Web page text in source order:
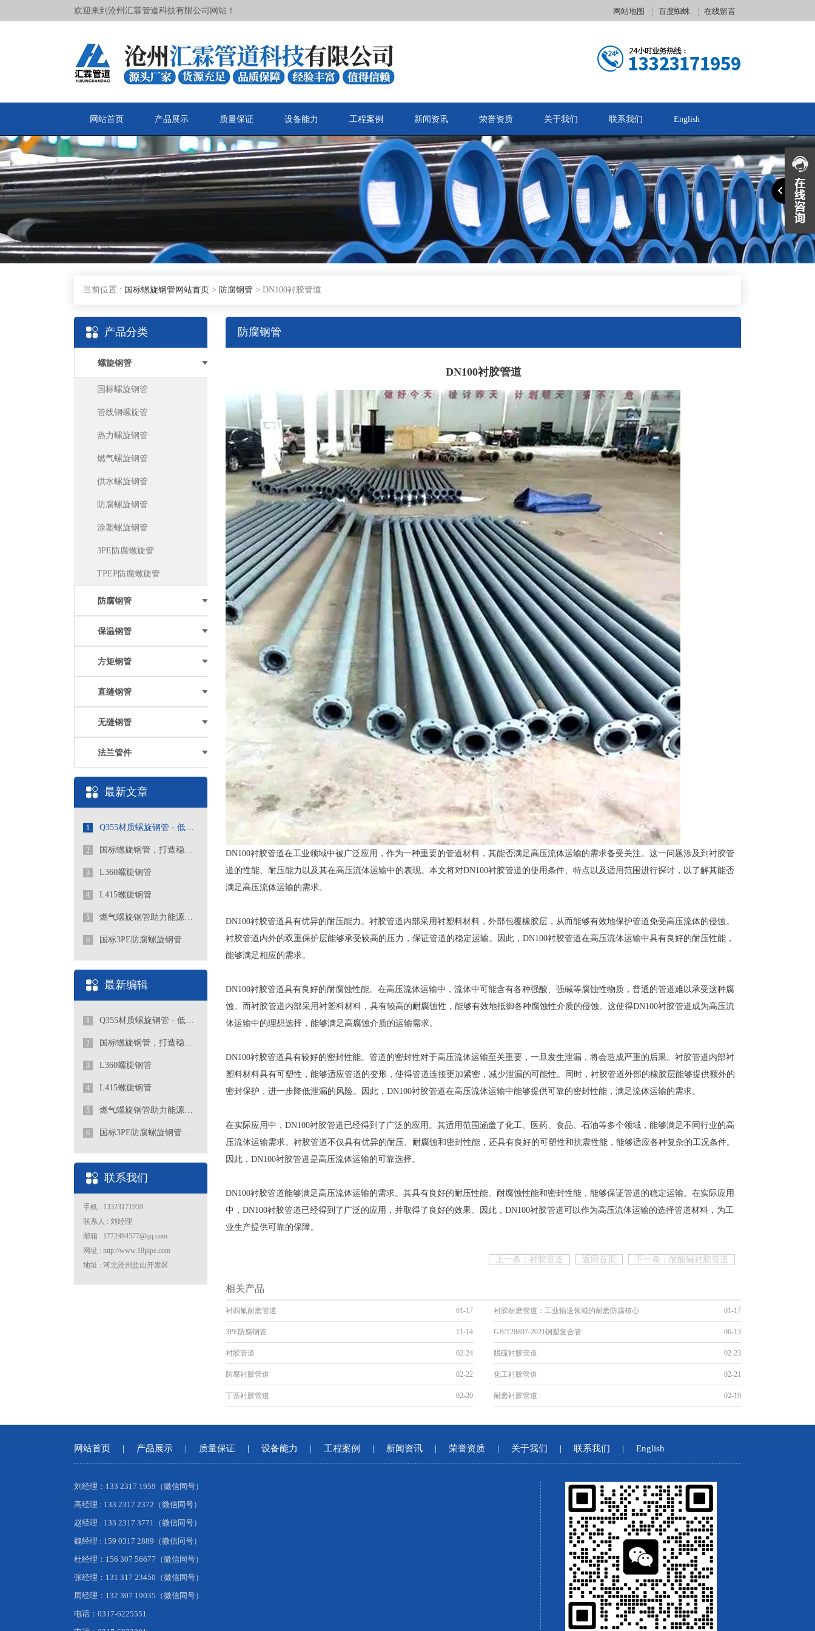
欢迎来到沧州汇霖管道科技有限公司网站！ 网站地图 百度蜘蛛 在线留言
网站首页 产品展示 质量保证 设备能力 工程案例 新闻资讯 荣誉资质 关于我们 联系我们 English
当前位置 : 国标螺旋钢管网站首页 > 防腐钢管 > DN100衬胶管道
产品分类
螺旋钢管
国标螺旋钢管
管线钢螺旋管
热力螺旋钢管
燃气螺旋钢管
供水螺旋钢管
防腐螺旋钢管
涂塑螺旋钢管
3PE防腐螺旋管
TPEP防腐螺旋管
防腐钢管
保温钢管
方矩钢管
直缝钢管
无缝钢管
法兰管件
最新文章
1 Q355材质螺旋钢管 - 低合金高强度工程优选管道
2 国标螺旋钢管，打造稳定可靠的管道工程
3 L360螺旋钢管
4 L415螺旋钢管
5 燃气螺旋钢管助力能源行业发展
6 国标3PE防腐螺旋钢管厂家
最新编辑
1 Q355材质螺旋钢管 - 低合金高强度工程优选管道
2 国标螺旋钢管，打造稳定可靠的管道工程
3 L360螺旋钢管
4 L415螺旋钢管
5 燃气螺旋钢管助力能源行业发展
6 国标3PE防腐螺旋钢管厂家
联系我们
手机 : 13323171959
联系人 : 刘经理
邮箱 : 1772484577@qq.com
网址 : http://www.18pipe.com
地址 : 河北沧州盐山开发区
防腐钢管
DN100衬胶管道
DN100衬胶管道在工业领域中被广泛应用，作为一种重要的管道材料，其能否满足高压流体运输的需求备受关注。这一问题涉及到衬胶管
道的性能、耐压能力以及其在高压流体运输中的表现。本文将对DN100衬胶管道的使用条件、特点以及适用范围进行探讨，以了解其能否
满足高压流体运输的需求。
DN100衬胶管道具有优异的耐压能力。衬胶管道内部采用衬塑料材料，外部包覆橡胶层，从而能够有效地保护管道免受高压流体的侵蚀。
衬胶管道内外的双重保护层能够承受较高的压力，保证管道的稳定运输。因此，DN100衬胶管道在高压流体运输中具有良好的耐压性能，
能够满足相应的需求。
DN100衬胶管道具有良好的耐腐蚀性能。在高压流体运输中，流体中可能含有各种强酸、强碱等腐蚀性物质，普通的管道难以承受这种腐
蚀。而衬胶管道内部采用衬塑料材料，具有较高的耐腐蚀性，能够有效地抵御各种腐蚀性介质的侵蚀。这使得DN100衬胶管道成为高压流
体运输中的理想选择，能够满足高腐蚀介质的运输需求。
DN100衬胶管道具有较好的密封性能。管道的密封性对于高压流体运输至关重要，一旦发生泄漏，将会造成严重的后果。衬胶管道内部衬
塑料材料具有可塑性，能够适应管道的变形，使得管道连接更加紧密，减少泄漏的可能性。同时，衬胶管道外部的橡胶层能够提供额外的
密封保护，进一步降低泄漏的风险。因此，DN100衬胶管道在高压流体运输中能够提供可靠的密封性能，满足流体运输的需求。
在实际应用中，DN100衬胶管道已经得到了广泛的应用。其适用范围涵盖了化工、医药、食品、石油等多个领域，能够满足不同行业的高
压流体运输需求。衬胶管道不仅具有优异的耐压、耐腐蚀和密封性能，还具有良好的可塑性和抗震性能，能够适应各种复杂的工况条件。
因此，DN100衬胶管道是高压流体运输的可靠选择。
DN100衬胶管道能够满足高压流体运输的需求。其具有良好的耐压性能、耐腐蚀性能和密封性能，能够保证管道的稳定运输。在实际应用
中，DN100衬胶管道已经得到了广泛的应用，并取得了良好的效果。因此，DN100衬胶管道可以作为高压流体运输的选择管道材料，为工
业生产提供可靠的保障。
上一条：衬胶管道 返回首页 下一条：耐酸碱衬胶管道
相关产品
衬四氟耐磨管道 01-17 衬胶耐磨管道：工业输送领域的耐磨防腐核心 01-17
3PE防腐钢管 11-14 GB/T28897-2021钢塑复合管 06-13
衬胶管道 02-24 脱硫衬胶管道 02-23
防腐衬胶管道 02-22 化工衬胶管道 02-21
丁基衬胶管道 02-20 耐磨衬胶管道 02-19
网站首页 | 产品展示 | 质量保证 | 设备能力 | 工程案例 | 新闻资讯 | 荣誉资质 | 关于我们 | 联系我们 | English
刘经理：133 2317 1959（微信同号）
高经理 : 133 2317 2372（微信同号）
赵经理 : 133 2317 3771（微信同号）
魏经理 : 159 0317 2889（微信同号）
杜经理：156 307 56677（微信同号）
张经理：131 317 23450（微信同号）
周经理：132 307 19035（微信同号）
电话：0317-6225551